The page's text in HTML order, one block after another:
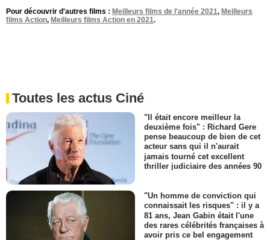
Pour découvrir d'autres films : Meilleurs films de l'année 2021, Meilleurs
films Action, Meilleurs films Action en 2021.
Toutes les actus Ciné
"Il était encore meilleur la
deuxième fois" : Richard Gere
pense beaucoup de bien de cet
acteur sans qui il n'aurait
jamais tourné cet excellent
thriller judiciaire des années 90
"Un homme de conviction qui
connaissait les risques" : il y a
81 ans, Jean Gabin était l'une
des rares célébrités françaises à
avoir pris ce bel engagement